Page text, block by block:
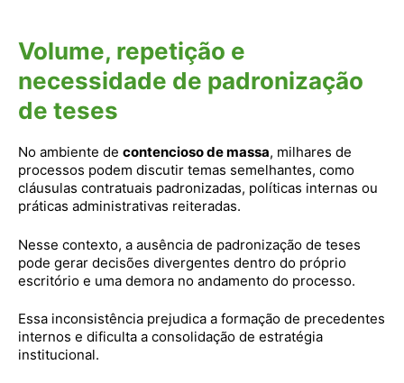
Volume, repetição e
necessidade de padronização
de teses
No ambiente de contencioso de massa, milhares de
processos podem discutir temas semelhantes, como
cláusulas contratuais padronizadas, políticas internas ou
práticas administrativas reiteradas.
Nesse contexto, a ausência de padronização de teses
pode gerar decisões divergentes dentro do próprio
escritório e uma demora no andamento do processo.
Essa inconsistência prejudica a formação de precedentes
internos e dificulta a consolidação de estratégia
institucional.